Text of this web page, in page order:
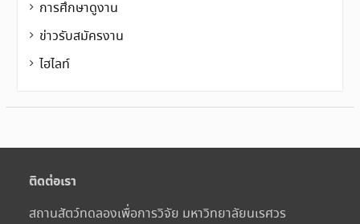
การศึกษาดูงาน
ข่าวรับสมัครงาน
ไฮไลท์
ติดต่อเรา
สถานสัตว์ทดลองเพื่อการวิจัย มหาวิทยาลัยนเรศวร